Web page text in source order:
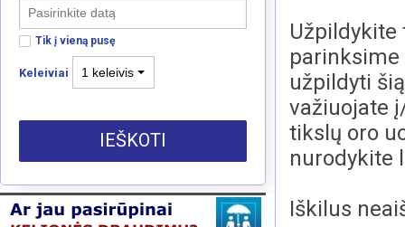
Tik į vieną pusę
Keleiviai 1 keleivis
IEŠKOTI
užpildyti
važiuojate
tikslų oro
nurodykite
Iškilus